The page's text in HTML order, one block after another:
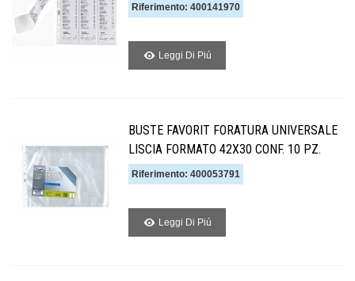
Riferimento: 400141970
Leggi Di Piú
BUSTE FAVORIT FORATURA UNIVERSALE
LISCIA FORMATO 42X30 CONF. 10 PZ.
Riferimento: 400053791
Leggi Di Piú